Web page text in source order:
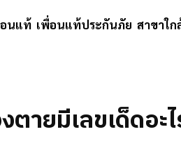
นแท้ เพื่อนแท้ประกันภัย สาขาใ
ายมีเลขเด็ดอะ